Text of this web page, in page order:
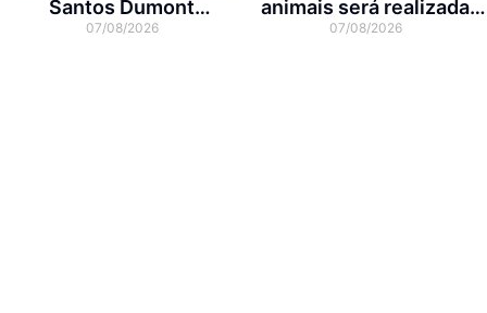
Santos Dumont
interditam cruzamento
07/08/2026
animais será realizada
neste domingo na Arena
07/08/2026